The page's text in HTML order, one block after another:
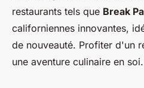
restaurants tels que Break
californiennes innovantes,
de nouveauté. Profiter d'un
une aventure culinaire en soi.